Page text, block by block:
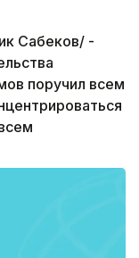
Сабеков/ -
поручил всем